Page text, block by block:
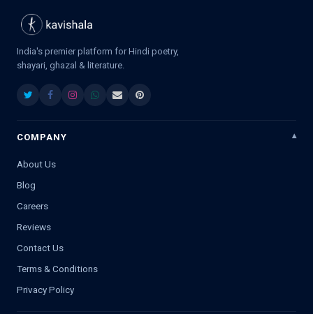
India's premier platform for Hindi poetry,
shayari, ghazal & literature.
COMPANY
About Us
Blog
Careers
Reviews
Contact Us
Terms & Conditions
Privacy Policy